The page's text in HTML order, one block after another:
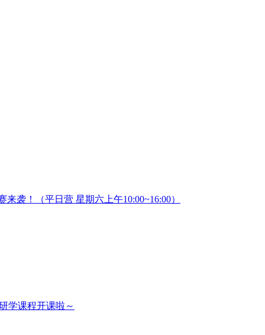
袭！（平日营 星期六上午10:00~16:00）
学课程开课啦～